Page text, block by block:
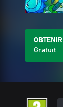
OBTENIR
Gratuit